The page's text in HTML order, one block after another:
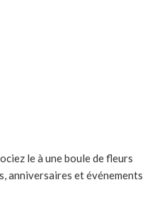
le à une boule de fleurs
anniversaires et événements